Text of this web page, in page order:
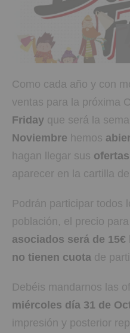
Como cada año y con
ventas para la próxima
Friday que será la
Noviembre hemos
hagan llegar sus
aparecer en la cartilla
Podrán participar todos
población, el precio
asociados será de 15€
no tienen cuota de
Debéis mandarnos las
miércoles día 31 de
impresión y posterior